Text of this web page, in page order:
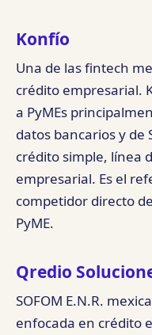
Konfío
Una de las fintech
crédito empresarial.
a PyMEs
datos bancarios y de
crédito simple, línea
empresarial. Es el
competidor directo
PyME.
Qredio
SOFOM E.N.R.
enfocada en crédito